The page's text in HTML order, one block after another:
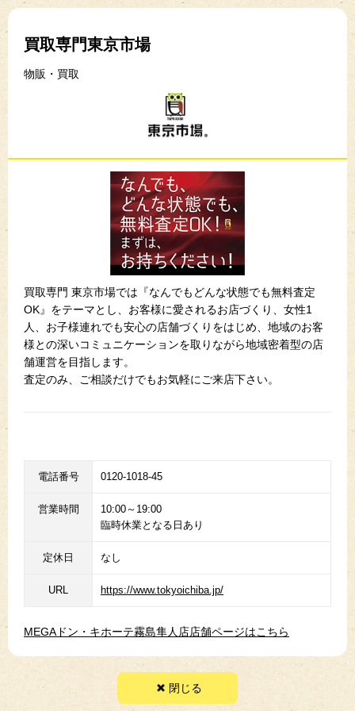
買取専門東京市場
物販・買取
買取専門 東京市場では『なんでもどんな状態でも無料査定
OK』をテーマとし、お客様に愛されるお店づくり、女性1
人、お子様連れでも安心の店舗づくりをはじめ、地域のお客
様との深いコミュニケーションを取りながら地域密着型の店
舗運営を目指します。
査定のみ、ご相談だけでもお気軽にご来店下さい。
電話番号 0120-1018-45
営業時間
10:00～19:00
臨時休業となる日あり
定休日 なし
URL https://www.tokyoichiba.jp/
MEGAドン・キホーテ霧島隼人店店舗ページはこちら
閉じる